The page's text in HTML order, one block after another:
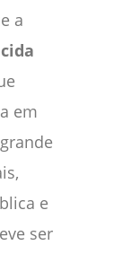
a
em
e
ser